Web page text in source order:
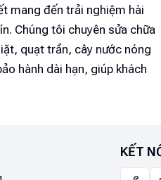
mang đến trải nghiệm hài
Chúng tôi chuyên sửa chữa
quạt trần, cây nước nóng
hành dài hạn, giúp khách
chúng tôi để được tư vấn
KẾT